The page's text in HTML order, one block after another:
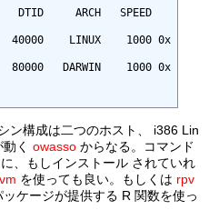
ン構成は二つのホスト、 i386 Lin
動くowasso からなる。コマンド
、もしインストール されていれ
を使っても良い。もしくは rpv
ッケージが提供する R 関数を使っ